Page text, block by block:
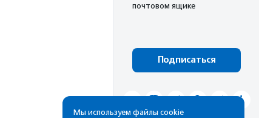
почтовом ящике
Подписаться
Мы используем файлы cookie